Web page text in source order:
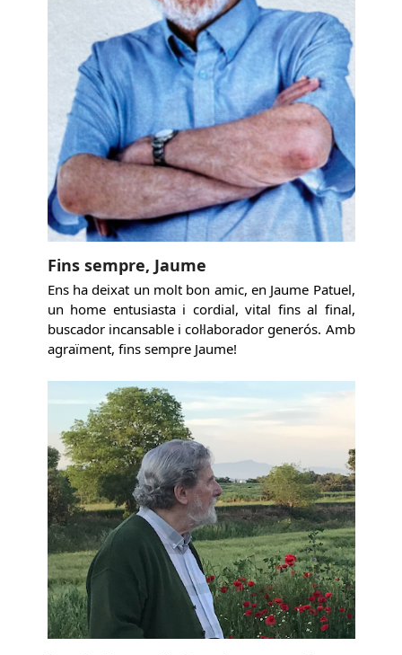
Fins sempre, Jaume
Ens ha deixat un molt bon amic, en Jaume Patuel,
un home entusiasta i cordial, vital fins al final,
buscador incansable i col·laborador generós. Amb
agraïment, fins sempre Jaume!